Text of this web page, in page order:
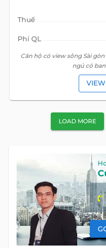
Thuế
Phí QL
Căn hộ có view sông Sài
ngủ có
LOAD MORE